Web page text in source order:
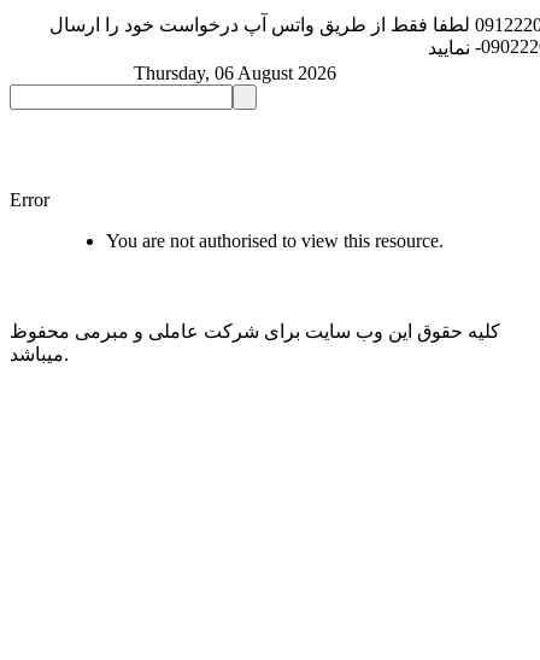
لطفا فقط از طریق واتس آپ درخواست خود را ارسال
نمایید -
Thursday, 06 August 2026
Error
You are not authorised to view this resource.
کلیه حقوق این وب سایت برای شرکت عاملی و مبرمی محفوظ
میباشد.